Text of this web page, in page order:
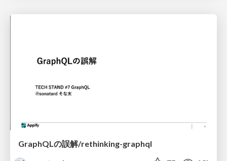
GraphQLの誤解/rethinking-graphql